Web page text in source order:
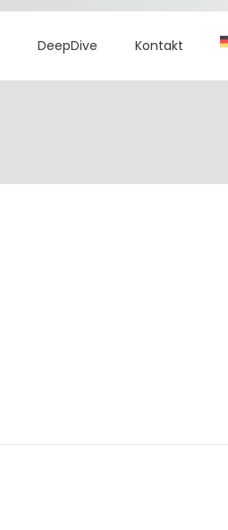
DeepDive Kontakt